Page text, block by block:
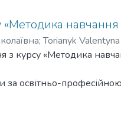
вживанню
’язані зі
із тримісячного
третього.
організовувати
навчання
;Torianyk
курсу «Методика
за освітньо-